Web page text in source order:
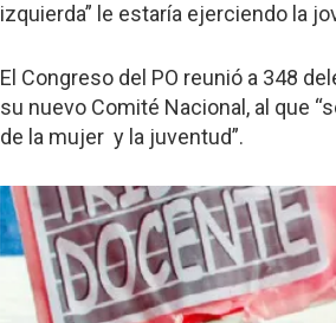
izquierda” le estaría ejerciendo la
El Congreso del PO reunió a 348
su nuevo Comité Nacional, al que
de la mujer y la juventud”.